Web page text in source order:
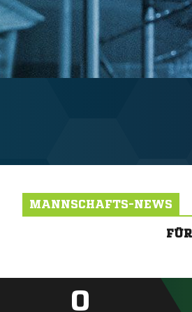
MANNSCHAFTS-NEWS
0